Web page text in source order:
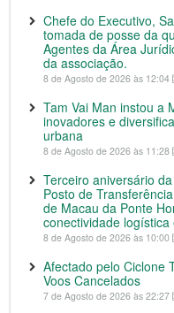
Chefe do Executivo,
tomada de posse da
Agentes da Área
da associação.
8 de Agosto de 2026 às 12:04
Tam Vai Man instou a
inovadores e
urbana
8 de Agosto de 2026 às 11:28
Terceiro aniversário
Posto de
de Macau da Ponte
conectividade
8 de Agosto de 2026 às 10:00
Afectado pelo Ciclone
Voos Cancelados
7 de Agosto de 2026 às 22:27